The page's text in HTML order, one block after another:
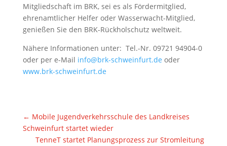
Mitgliedschaft im BRK, sei es als Fördermitglied,
ehrenamtlicher Helfer oder Wasserwacht-Mitglied,
genießen Sie den BRK-Rückholschutz weltweit.
Nähere Informationen unter: Tel.-Nr. 09721 94904-0
oder per e-Mail info@brk-schweinfurt.de oder
www.brk-schweinfurt.de
← Mobile Jugendverkehrsschule des Landkreises
Schweinfurt startet wieder
TenneT startet Planungsprozess zur Stromleitung